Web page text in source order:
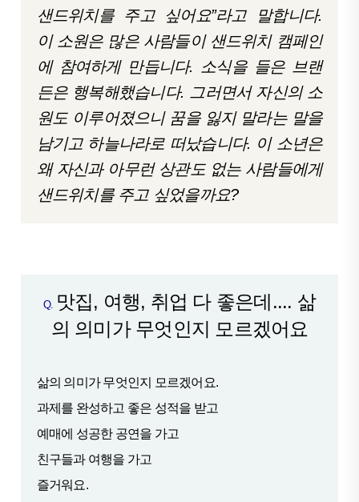
샌드위치를 주고 싶어요”라고 말합니다.
이 소원은 많은 사람들이 샌드위치 캠페인
에 참여하게 만듭니다. 소식을 들은 브랜
든은 행복해했습니다. 그러면서 자신의 소
원도 이루어졌으니 꿈을 잃지 말라는 말을
남기고 하늘나라로 떠났습니다. 이 소년은
왜 자신과 아무런 상관도 없는 사람들에게
샌드위치를 주고 싶었을까요?
Q. 맛집, 여행, 취업 다 좋은데.... 삶
의 의미가 무엇인지 모르겠어요
삶의 의미가 무엇인지 모르겠어요.
과제를 완성하고 좋은 성적을 받고
예매에 성공한 공연을 가고
친구들과 여행을 가고
즐거워요.